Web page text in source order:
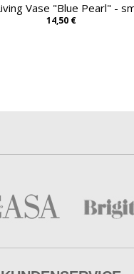
Vase "Blue Pearl" -
14,50 €